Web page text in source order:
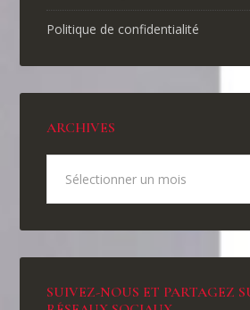
Politique de confidentialité
ARCHIVES
SUIVEZ-NOUS ET PARTAGEZ